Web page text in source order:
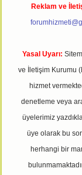
Reklam ve
Yasal Uyarı:
ve İletişim Kurumu
hizmet
denetleme veya
üyelerimiz
üye olarak bu
herhangi bir